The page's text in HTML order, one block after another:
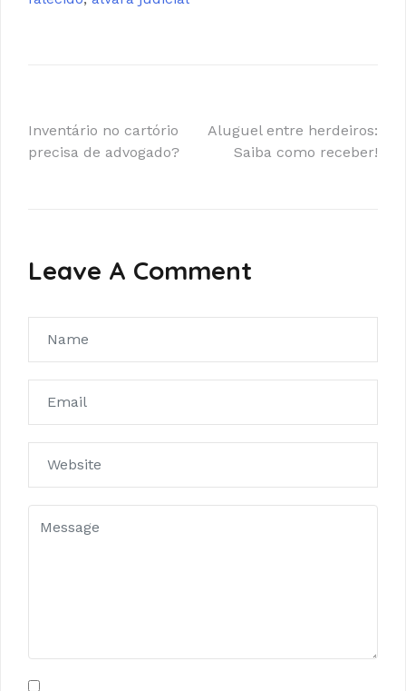
Inventário no cartório
precisa de advogado?
Aluguel entre herdeiros:
Saiba como receber!
Leave A Comment